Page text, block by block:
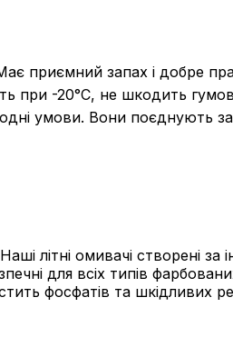
приємний запах і добре
при -20°C, не шкодить
умови. Вони поєднують
літні омивачі створені
для всіх типів
фосфатів та шкідливих